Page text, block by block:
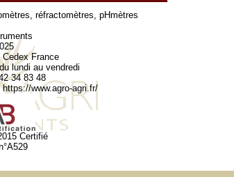
, réfractomètres, pHmètres
France
lundi au vendredi
34 83 48
https://www.agro-agri.fr/
Certifié